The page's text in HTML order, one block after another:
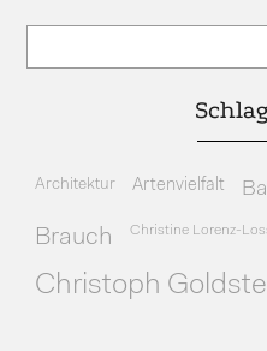
Architektur Artenvielfalt
Brauch Christine Lorenz-
Christoph